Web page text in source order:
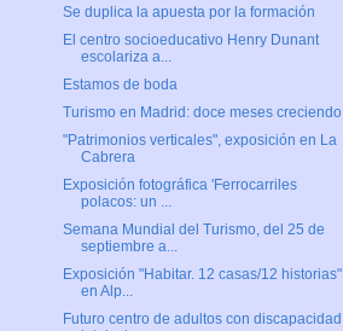
Se duplica la apuesta por la formación
El centro socioeducativo Henry Dunant
escolariza a...
Estamos de boda
Turismo en Madrid: doce meses creciendo
"Patrimonios verticales", exposición en La
Cabrera
Exposición fotográfica 'Ferrocarriles
polacos: un ...
Semana Mundial del Turismo, del 25 de
septiembre a...
Exposición "Habitar. 12 casas/12 historias"
en Alp...
Futuro centro de adultos con discapacidad